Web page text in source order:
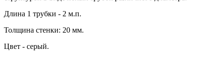
Длина 1 трубки - 2 м.п.
Толщина стенки: 20 мм.
Цвет - серый.